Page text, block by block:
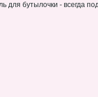
для бутылочки - всегда